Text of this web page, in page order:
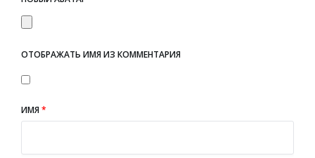
ОТОБРАЖАТЬ ИМЯ ИЗ КОММЕНТАРИЯ
ИМЯ*